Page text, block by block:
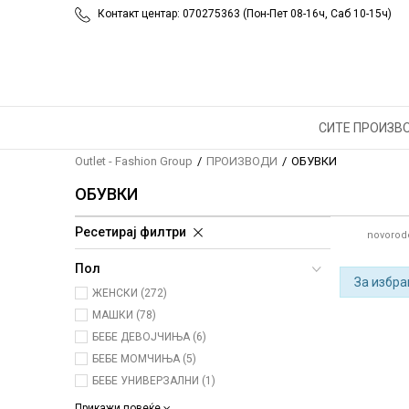
Контакт центар: 070275363 (Пон-Пет 08-16ч, Саб 10-15ч)
СИТЕ
Outlet - Fashion Group ПРОИЗВОДИ ОБУВКИ
ОБУВКИ
Ресетирај филтри
Пол
ЖЕНСКИ (272)
МАШКИ (78)
БЕБЕ ДЕВОЈЧИЊА (6)
БЕБЕ МОМЧИЊА (5)
БЕБЕ УНИВЕРЗАЛНИ (1)
За